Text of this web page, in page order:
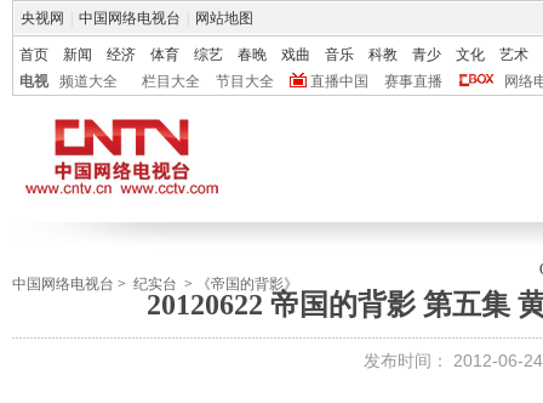
央视网 中国网络电视台 网站地图
首页 新闻 经济 体育 综艺 春晚 戏曲 音乐 科教 青少 文化
艺术
电视
频道大全 栏目大全 节目大全 直播中国 赛事直播 网络
中国网络电视台 > 纪实台 > 《帝国的背影》
20120622 帝国的背影 第五集
发布时间： 2012-06-